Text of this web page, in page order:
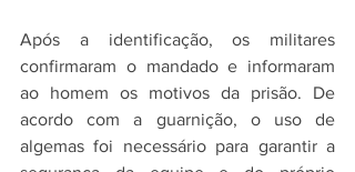
Após a identificação, os militares
confirmaram o mandado e informaram
ao homem os motivos da prisão. De
acordo com a guarnição, o uso de
algemas foi necessário para garantir a